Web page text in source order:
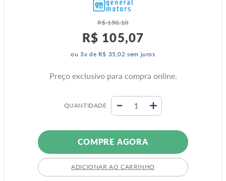
R$ 150,10
R$ 105,07
ou3x de R$ 35 ,02 sem juros
Preço exclusivo para compra online.
QUANTIDADE
COMPRE AGORA
ADICIONAR AO CARRINHO